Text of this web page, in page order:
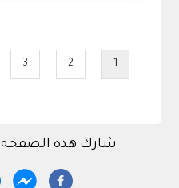
Pagination
Current1
Page
2
Page
3
شارك هذه الصفحة